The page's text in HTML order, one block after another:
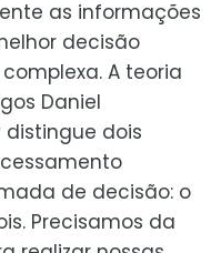
as informações
decisão
A teoria
Daniel
distingue dois
de decisão: o
Precisamos da